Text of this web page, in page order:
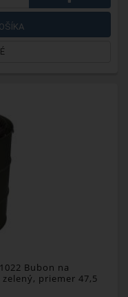
Bubon na
priemer 47,5